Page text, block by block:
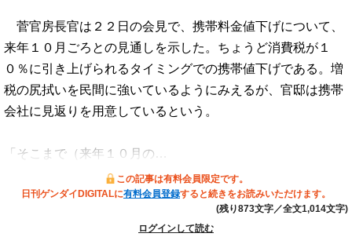
菅官房長官は２２日の会見で、携帯料金値下げについて、
来年１０月ごろとの見通しを示した。ちょうど消費税が１
０％に引き上げられるタイミングでの携帯値下げである。増
税の尻拭いを民間に強いているようにみえるが、官邸は携帯
会社に見返りを用意しているという。
「そこまで（来年１０月の…
この記事は有料会員限定です。
日刊ゲンダイDIGITALに有料会員登録すると続きをお読みいただけます。
(残り873文字／全文1,014文字)
ログインして読む